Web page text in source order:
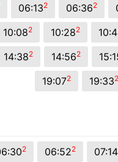
06:132 06:362
10:082 10:282
14:382 14:562
19:072 19:332
2 06:522 07:14